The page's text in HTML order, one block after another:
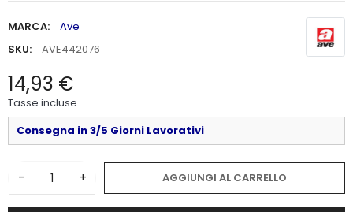
MARCA:
Ave
SKU:
AVE442076
14,93 €
Tasse incluse
Consegna in 3/5 Giorni Lavorativi
- + AGGIUNGI AL CARRELLO